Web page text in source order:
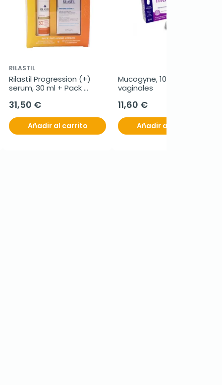
RILASTIL
Rilastil Progression (+)
serum, 30 ml + Pack
Fotoprotector
31,50 €
Añadir al carrito
Mucogyne, 10 óvulos
vaginales
11,60 €
Añadir al carrito